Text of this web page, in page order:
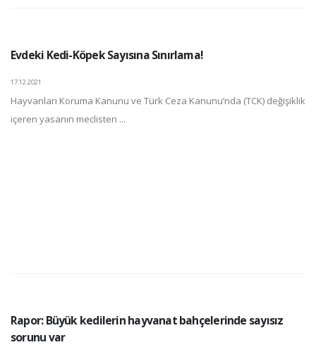
Evdeki Kedi-Köpek Sayısına Sınırlama!
17.12.2021
Hayvanları Koruma Kanunu ve Türk Ceza Kanunu’nda (TCK) değişiklik
içeren yasanın meclisten ...
Rapor: Büyük kedilerin hayvanat bahçelerinde sayısız
sorunu var